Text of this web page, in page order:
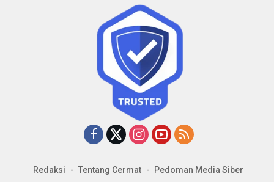
Redaksi Tentang Cermat
Pedoman Media Siber